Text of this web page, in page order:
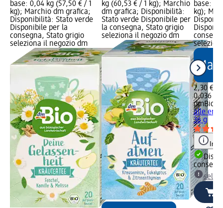
base: 0,04 kg (57,50 € / 1
kg); Marchio dm grafica;
Disponibilità: Stato verde
Disponibile per la
consegna, Stato grigio
seleziona il negozio dm
kg (60,53 € / 1 kg); Marchio
dm grafica; Disponibilità:
Stato verde Disponibile per
la consegna, Stato grigio
seleziona il negozio dm
base:
kg);
2,30 €
0,036 kg
dmBio
alle
36 g